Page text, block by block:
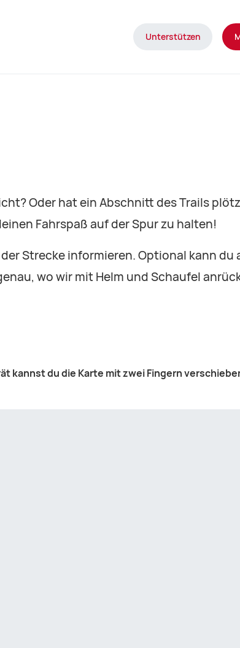
Unterstützen
Oder hat ein Abschnitt des Trails
Fahrspaß auf der Spur zu halten!
Strecke informieren. Optional kann du
wo wir mit Helm und Schaufel
kannst du die Karte mit zwei Fingern